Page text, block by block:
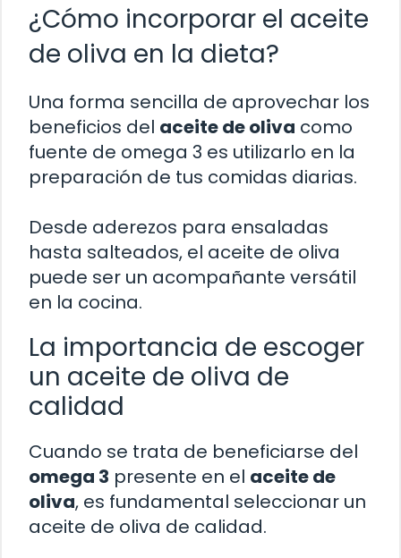
¿Cómo incorporar el aceite
de oliva en la dieta?
Una forma sencilla de aprovechar los
beneficios del aceite de oliva como
fuente de omega 3 es utilizarlo en la
preparación de tus comidas diarias.
Desde aderezos para ensaladas
hasta salteados, el aceite de oliva
puede ser un acompañante versátil
en la cocina.
La importancia de escoger
un aceite de oliva de
calidad
Cuando se trata de beneficiarse del
omega 3 presente en el aceite de
oliva, es fundamental seleccionar un
aceite de oliva de calidad.